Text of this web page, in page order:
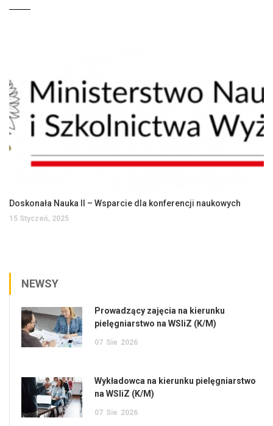
Doskonała Nauka II – Wsparcie dla konferencji naukowych
15 Styczeń, 2025
NEWSY
Prowadzący zajęcia na kierunku
pielęgniarstwo na WSIiZ (K/M)
07 Sie 2026
Wykładowca na kierunku pielęgniarstwo
na WSIiZ (K/M)
07 Sie 2026